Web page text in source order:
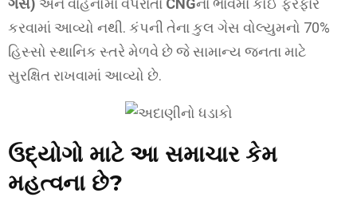
કરવામાં આવ્યો નથી. કંપની તેના કુલ ગેસ વોલ્યુમનો 70%
હિસ્સો સ્થાનિક સ્તરે મેળવે છે જે સામાન્ય જનતા માટે
સુરક્ષિત રાખવામાં આવ્યો છે.
ઉદ્યોગો માટે આ સમાચાર કેમ
મહત્વના છે?